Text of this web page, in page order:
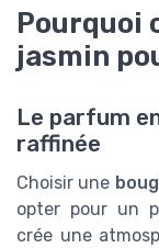
Pourquoi
jasmin
Le parfum
raffinée
Choisir une
opter pour un
crée une